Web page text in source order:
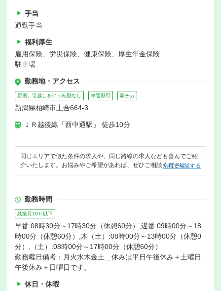
手当
通勤手当
福利厚生
雇用保険、労災保険、健康保険、厚生年金保険
駐車場
勤務地・アクセス
原則、引越しを伴う転勤なし 車通勤可 駅チカ
新潟県柏崎市土合664-3
ＪＲ越後線「西中通駅」 徒歩10分
同じエリアで似た条件の求人や、同じ路線の求人なども喜んでご紹
介いたします。お悩みやご希望があれば、ぜひご相談ください。
無料で相談する
勤務時間
残業月10ｈ以下
早番:08時30分～17時30分（休憩60分）,遅番:09時00分～18
時00分（休憩60分）,木（土）:08時00分～13時00分（休憩0
分）,（土）:08時00分～17時00分（休憩60分）
勤務曜日備考：月火水木金土＿休みは平日午後休み＋土曜日
午後休み＋日曜日です。
休日・休暇